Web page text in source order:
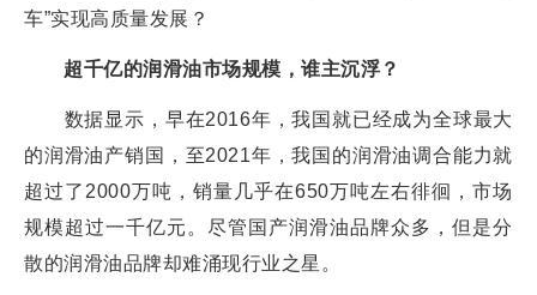
车”实现高质量发展？
超千亿的润滑油市场规模，谁主沉浮？
数据显示，早在2016年，我国就已经成为全球最大
的润滑油产销国，至2021年，我国的润滑油调合能力就
超过了2000万吨，销量几乎在650万吨左右徘徊，市场
规模超过一千亿元。尽管国产润滑油品牌众多，但是分
散的润滑油品牌却难涌现行业之星。